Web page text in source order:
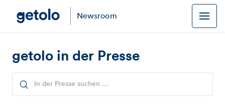
Newsroom
getolo in der Presse